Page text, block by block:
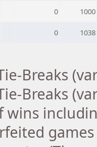
0 1000
0 1038
Breaks
Breaks